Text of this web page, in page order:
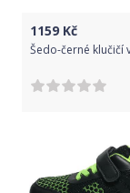
1159 Kč